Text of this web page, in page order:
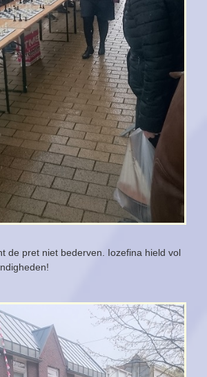
de pret niet bederven. Iozefina hield vol